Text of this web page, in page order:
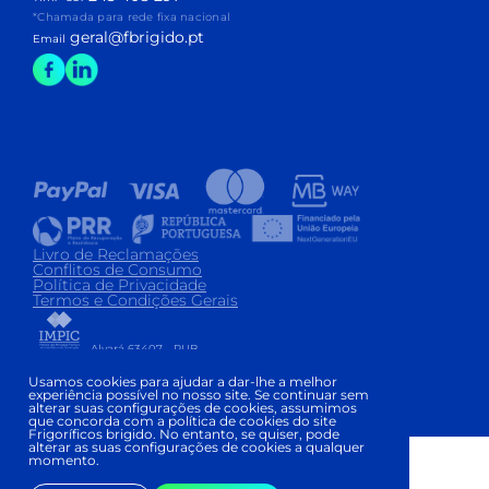
*Chamada para rede fixa nacional
Email geral@fbrigido.pt
Livro de Reclamações
Conflitos de Consumo
Política de Privacidade
Termos e Condições Gerais
Alvará 63407 - PUB
Copyright © FRIGORÍFICOS BRIGIDO 2026 |
Development and Design:
Usamos cookies para ajudar a dar-lhe a melhor
experiência possível no nosso site. Se continuar sem
alterar suas configurações de cookies, assumimos
que concorda com a política de cookies do site
Frigoríficos brigido. No entanto, se quiser, pode
alterar as suas configurações de cookies a qualquer
momento.